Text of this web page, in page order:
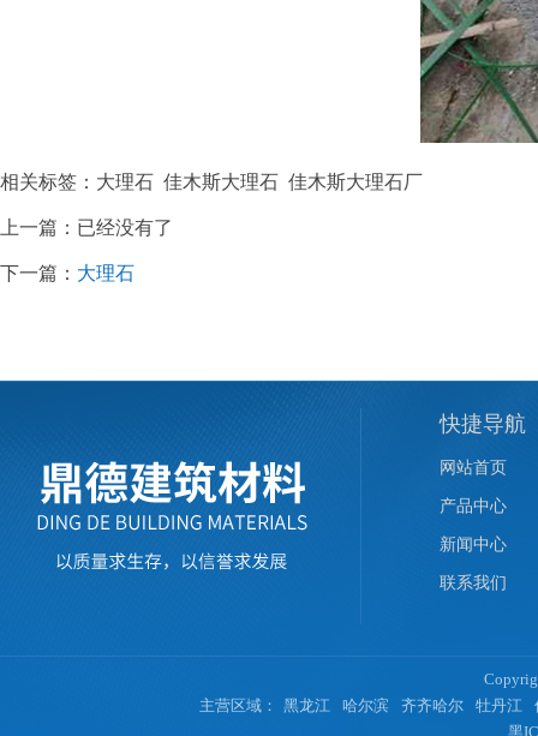
相关标签：大理石 佳木斯大理石 佳木斯大理石厂
上一篇：已经没有了
下一篇： 大理石
快捷导航
网站首页
产品中心
新闻中心
联系我们
主营区域：
黑龙江 哈尔滨 齐齐哈尔 牡丹江
黑